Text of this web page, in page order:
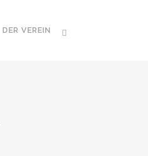
DER VEREIN